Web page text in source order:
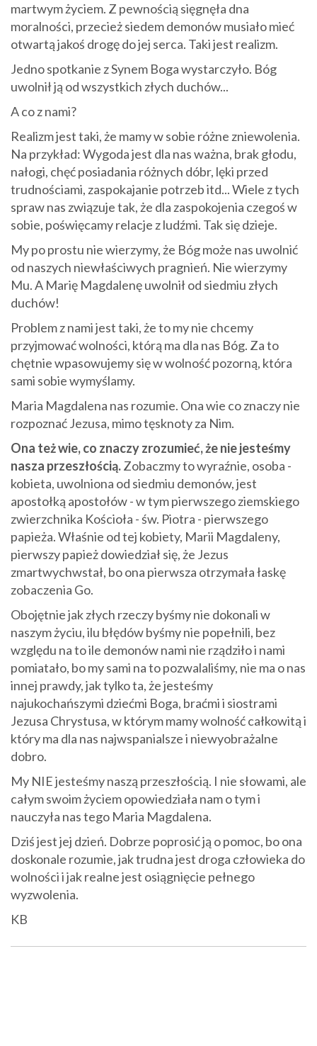
martwym życiem. Z pewnością sięgnęła dna
moralności, przecież siedem demonów musiało mieć
otwartą jakoś drogę do jej serca. Taki jest realizm.
Jedno spotkanie z Synem Boga wystarczyło. Bóg
uwolnił ją od wszystkich złych duchów...
A co z nami?
Realizm jest taki, że mamy w sobie różne zniewolenia.
Na przykład: Wygoda jest dla nas ważna, brak głodu,
nałogi, chęć posiadania różnych dóbr, lęki przed
trudnościami, zaspokajanie potrzeb itd... Wiele z tych
spraw nas związuje tak, że dla zaspokojenia czegoś w
sobie, poświęcamy relacje z ludźmi. Tak się dzieje.
My po prostu nie wierzymy, że Bóg może nas uwolnić
od naszych niewłaściwych pragnień. Nie wierzymy
Mu. A Marię Magdalenę uwolnił od siedmiu złych
duchów!
Problem z nami jest taki, że to my nie chcemy
przyjmować wolności, którą ma dla nas Bóg. Za to
chętnie wpasowujemy się w wolność pozorną, która
sami sobie wymyślamy.
Maria Magdalena nas rozumie. Ona wie co znaczy nie
rozpoznać Jezusa, mimo tęsknoty za Nim.
Ona też wie, co znaczy zrozumieć, że nie jesteśmy
nasza przeszłością.Zobaczmy to wyraźnie, osoba -
kobieta, uwolniona od siedmiu demonów, jest
apostołką apostołów - w tym pierwszego ziemskiego
zwierzchnika Kościoła - św. Piotra - pierwszego
papieża. Właśnie od tej kobiety, Marii Magdaleny,
pierwszy papież dowiedział się, że Jezus
zmartwychwstał, bo ona pierwsza otrzymała łaskę
zobaczenia Go.
Obojętnie jak złych rzeczy byśmy nie dokonali w
naszym życiu, ilu błędów byśmy nie popełnili, bez
względu na to ile demonów nami nie rządziło i nami
pomiatało, bo my sami na to pozwalaliśmy, nie ma o nas
innej prawdy, jak tylko ta, że jesteśmy
najukochańszymi dziećmi Boga, braćmi i siostrami
Jezusa Chrystusa, w którym mamy wolność całkowitą i
który ma dla nas najwspanialsze i niewyobrażalne
dobro.
My NIE jesteśmy naszą przeszłością. I nie słowami, ale
całym swoim życiem opowiedziała nam o tym i
nauczyła nas tego Maria Magdalena.
Dziś jest jej dzień. Dobrze poprosić ją o pomoc, bo ona
doskonale rozumie, jak trudna jest droga człowieka do
wolności i jak realne jest osiągnięcie pełnego
wyzwolenia.
KB